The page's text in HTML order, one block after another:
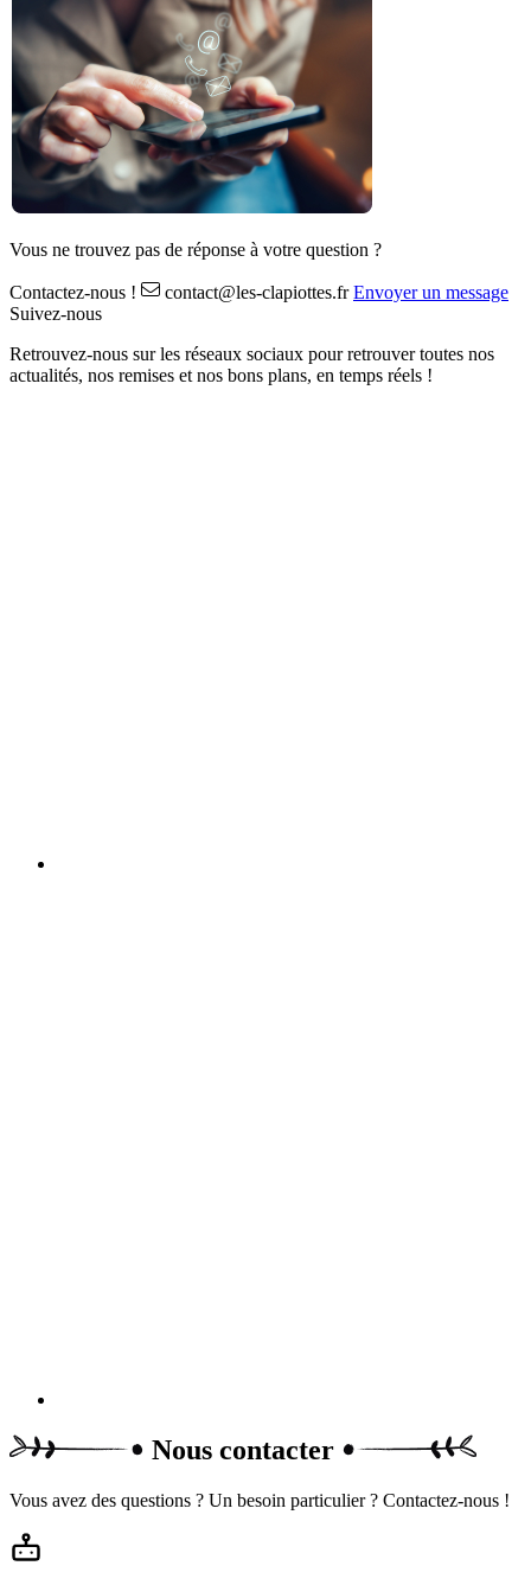
Vous ne trouvez pas de réponse à votre question ?
Contactez-nous ! contact@les-clapiottes.frEnvoyer un message
Suivez-nous
Retrouvez-nous sur les réseaux sociaux pour retrouver toutes nos
actualités, nos remises et nos bons plans, en temps réels !
Nous contacter
Vous avez des questions ? Un besoin particulier ? Contactez-nous !